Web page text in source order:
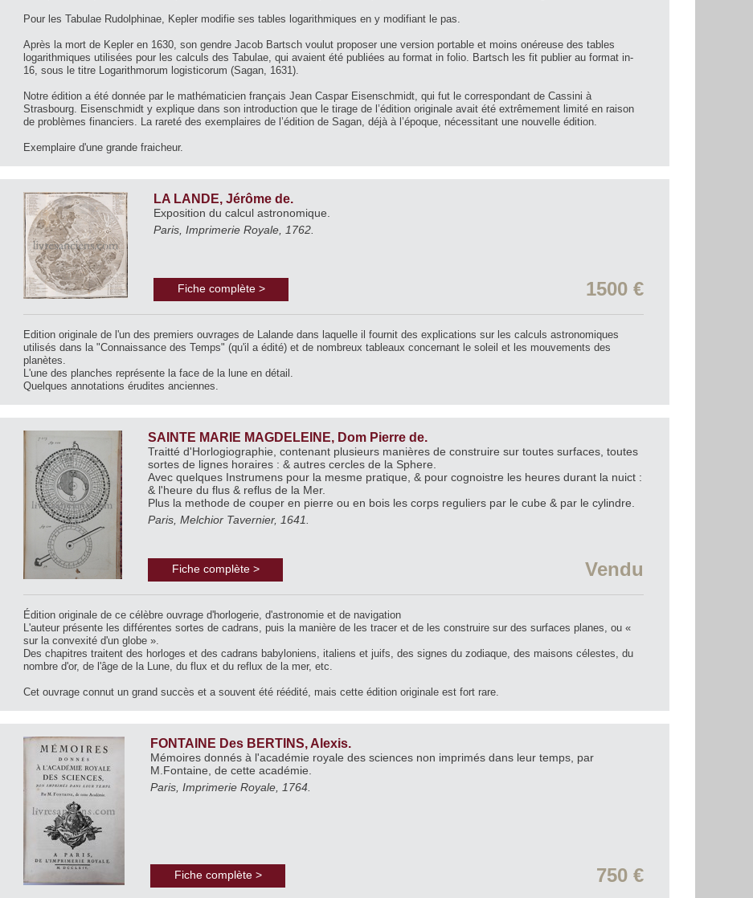
Pour les Tabulae Rudolphinae, Kepler modifie ses tables logarithmiques en y modifiant le pas.
Après la mort de Kepler en 1630, son gendre Jacob Bartsch voulut proposer une version portable et moins onéreuse des tables
logarithmiques utilisées pour les calculs des Tabulae, qui avaient été publiées au format in folio. Bartsch les fit publier au format in-
16, sous le titre Logarithmorum logisticorum (Sagan, 1631).
Notre édition a été donnée par le mathématicien français Jean Caspar Eisenschmidt, qui fut le correspondant de Cassini à
Strasbourg. Eisenschmidt y explique dans son introduction que le tirage de l’édition originale avait été extrêmement limité en raison
de problèmes financiers. La rareté des exemplaires de l’édition de Sagan, déjà à l’époque, nécessitant une nouvelle édition.
Exemplaire d'une grande fraicheur.
LA LANDE, Jérôme de.
Exposition du calcul astronomique.
Paris, Imprimerie Royale, 1762.
Fiche complète > 1500 €
Edition originale de l'un des premiers ouvrages de Lalande dans laquelle il fournit des explications sur les calculs astronomiques
utilisés dans la "Connaissance des Temps" (qu'il a édité) et de nombreux tableaux concernant le soleil et les mouvements des
planètes.
L'une des planches représente la face de la lune en détail.
Quelques annotations érudites anciennes.
SAINTE MARIE MAGDELEINE, Dom Pierre de.
Traitté d'Horlogiographie, contenant plusieurs manières de construire sur toutes surfaces, toutes
sortes de lignes horaires : & autres cercles de la Sphere.
Avec quelques Instrumens pour la mesme pratique, & pour cognoistre les heures durant la nuict :
& l'heure du flus & reflus de la Mer.
Plus la methode de couper en pierre ou en bois les corps reguliers par le cube & par le cylindre.
Paris, Melchior Tavernier, 1641.
Fiche complète > Vendu
Édition originale de ce célèbre ouvrage d'horlogerie, d'astronomie et de navigation
L'auteur présente les différentes sortes de cadrans, puis la manière de les tracer et de les construire sur des surfaces planes, ou «
sur la convexité d'un globe ».
Des chapitres traitent des horloges et des cadrans babyloniens, italiens et juifs, des signes du zodiaque, des maisons célestes, du
nombre d'or, de l'âge de la Lune, du flux et du reflux de la mer, etc.
Cet ouvrage connut un grand succès et a souvent été réédité, mais cette édition originale est fort rare.
FONTAINE Des BERTINS, Alexis.
Mémoires donnés à l'académie royale des sciences non imprimés dans leur temps, par
M.Fontaine, de cette académie.
Paris, Imprimerie Royale, 1764.
Fiche complète > 750 €